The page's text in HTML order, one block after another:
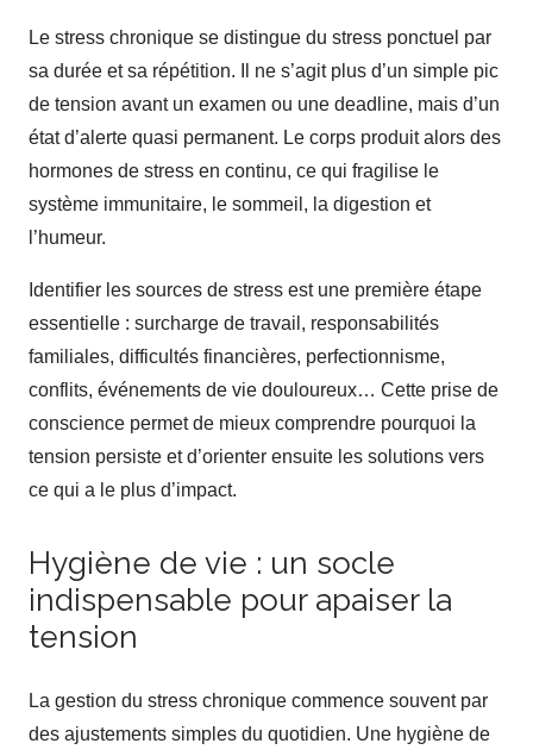
Le stress chronique se distingue du stress ponctuel par
sa durée et sa répétition. Il ne s’agit plus d’un simple pic
de tension avant un examen ou une deadline, mais d’un
état d’alerte quasi permanent. Le corps produit alors des
hormones de stress en continu, ce qui fragilise le
système immunitaire, le sommeil, la digestion et
l’humeur.
Identifier les sources de stress est une première étape
essentielle : surcharge de travail, responsabilités
familiales, difficultés financières, perfectionnisme,
conflits, événements de vie douloureux… Cette prise de
conscience permet de mieux comprendre pourquoi la
tension persiste et d’orienter ensuite les solutions vers
ce qui a le plus d’impact.
Hygiène de vie : un socle
indispensable pour apaiser la
tension
La gestion du stress chronique commence souvent par
des ajustements simples du quotidien. Une hygiène de